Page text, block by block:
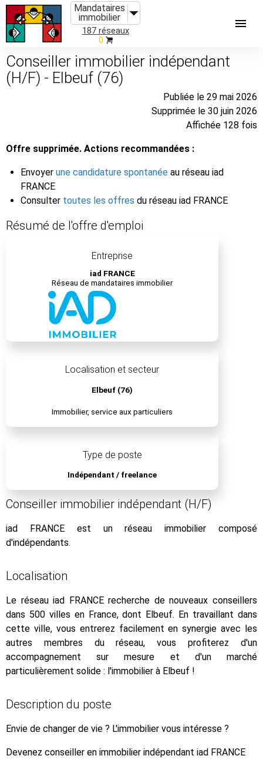
Mandataires
immobilier
187 réseaux
0
Conseiller immobilier indépendant
(H/F) - Elbeuf (76)
Publiée le 29 mai 2026
Supprimée le 30 juin 2026
Affichée 128 fois
Offre supprimée. Actions recommandées :
Envoyer une candidature spontanée au réseau iad
FRANCE
Consulter toutes les offres du réseau iad FRANCE
Résumé de l'offre d'emploi
Entreprise
iad FRANCE
Réseau de mandataires immobilier
Localisation et secteur
Elbeuf (76)
Immobilier, service aux particuliers
Type de poste
Indépendant / freelance
Conseiller immobilier indépendant (H/F)
iad FRANCE est un réseau immobilier composé
d'indépendants.
Localisation
Le réseau iad FRANCE recherche de nouveaux conseillers
dans 500 villes en France, dont Elbeuf. En travaillant dans
cette ville, vous entrerez facilement en synergie avec les
autres membres du réseau, vous profiterez d'un
accompagnement sur mesure et d'un marché
particulièrement solide : l'immobilier à Elbeuf !
Description du poste
Envie de changer de vie ? L'immobilier vous intéresse ?
Devenez conseiller en immobilier indépendant iad FRANCE